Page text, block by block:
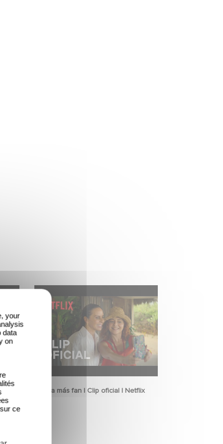
La más fan | Clip oficial | Netflix
your
data
on
ce